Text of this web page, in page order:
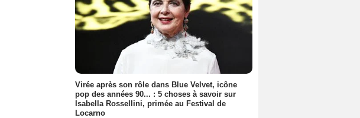
Virée après son rôle dans Blue Velvet, icône
pop des années 90... : 5 choses à savoir sur
Isabella Rossellini, primée au Festival de
Locarno